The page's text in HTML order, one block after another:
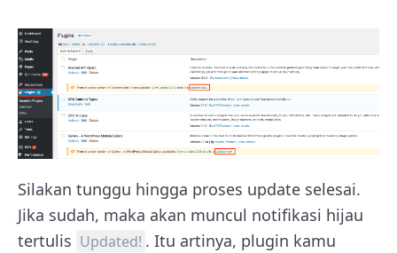
Silakan tunggu hingga proses update selesai.
Jika sudah, maka akan muncul notifikasi hijau
tertulis Updated! . Itu artinya, plugin kamu